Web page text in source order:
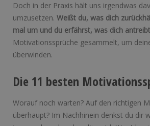
Doch in der Praxis hält uns irgendwas
umzusetzen. Weißt du, was dich
mal um und du erfährst, was dich
Motivationssprüche gesammelt, um
überwinden.
Die 11 besten
Worauf noch warten? Auf den richtigen
überhaupt? Im Nachhinein denkst du dir